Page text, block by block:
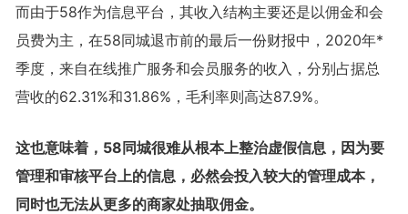
而由于58作为信息平台，其收入结构主要还是以佣金和会
员费为主，在58同城退市前的最后一份财报中，2020年*
季度，来自在线推广服务和会员服务的收入，分别占据总
营收的62.31%和31.86%，毛利率则高达87.9%。
这也意味着，58同城很难从根本上整治虚假信息，因为要
管理和审核平台上的信息，必然会投入较大的管理成本，
同时也无法从更多的商家处抽取佣金。